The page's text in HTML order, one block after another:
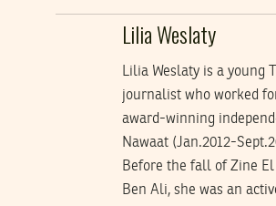
Lilia Weslaty
Lilia Weslaty is a young
journalist who worked
award-winning
Nawaat (Jan.2012-
Before the fall of Zine El
Ben Ali, she was an